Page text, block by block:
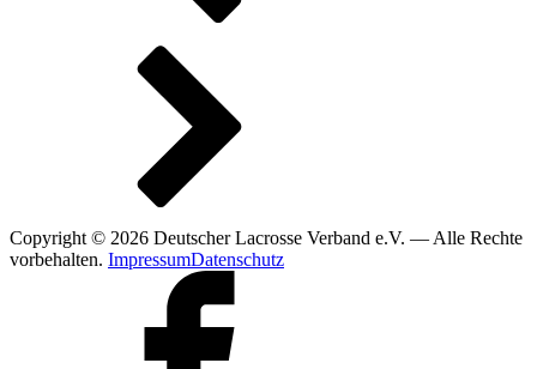
Copyright © 2026 Deutscher Lacrosse Verband e.V. — Alle Rechte
vorbehalten. ImpressumDatenschutz